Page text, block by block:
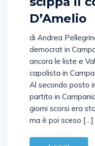
D’Amelio
democrat in
ancora le liste e
capolista in
Al secondo posto
partito in
giorni scorsi era
ma è poi sceso […]
Leggi